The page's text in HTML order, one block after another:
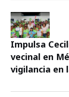
Impulsa
vecinal en
vigilancia en